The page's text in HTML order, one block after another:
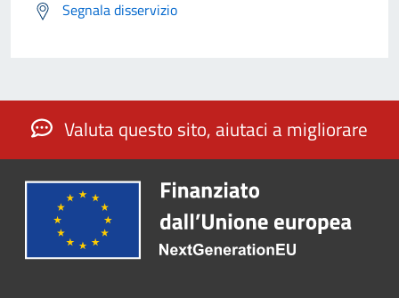
Segnala disservizio
Valuta questo sito, aiutaci a migliorare